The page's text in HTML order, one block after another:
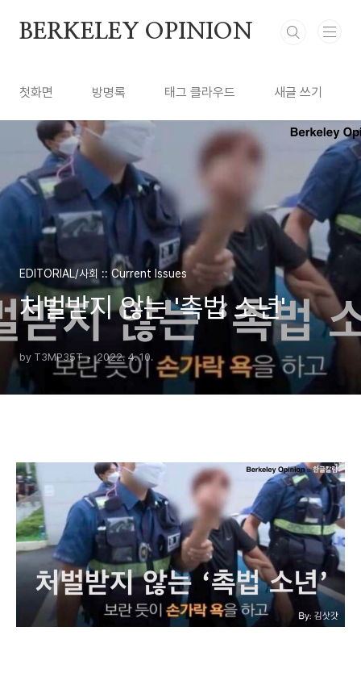
BERKELEY OPINION
첫화면 방명록 태그 클라우드 새글 쓰기
EDITORIAL/사회 :: Current Issues
처벌받지 않는 '촉법 소년'
by T3MP35T 2022. 4. 10.